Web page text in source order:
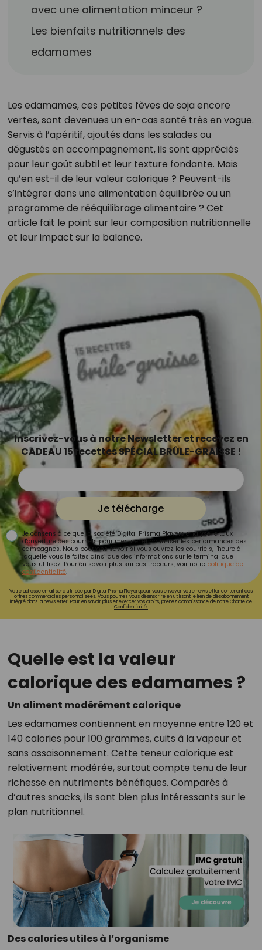
avec une alimentation minceur ?
Les bienfaits nutritionnels des
edamames
Les edamames, ces petites fèves de soja encore
vertes, sont devenues un en-cas santé très en vogue.
Servis à l’apéritif, ajoutés dans les salades ou
dégustés en accompagnement, ils sont appréciés
pour leur goût subtil et leur texture fondante. Mais
qu’en est-il de leur valeur calorique ? Peuvent-ils
s’intégrer dans une alimentation équilibrée ou un
programme de rééquilibrage alimentaire ? Cet
article fait le point sur leur composition nutritionnelle
et leur impact sur la balance.
Inscrivez-vous à notre Newsletter et recevez en
CADEAU 15 recettes SPÉCIAL BRÛLE-GRAISSE !
Je télécharge
Je consens à ce que la société Digital Prisma Players analyse le taux
d'ouverture des courriels pour mesurer et optimiser les performances des
campagnes. Nous pourrons savoir si vous ouvrez les courriels, l'heure à
laquelle vous le faites ainsi que des informations sur le terminal que
vous utilisez. Pour en savoir plus sur ces traceurs, voir notre politique de
confidentialité.
Votre adresse email sera utilisée par Digital Prisma Playerspour vous envoyer votre newsletter contenant des
offres commerciales personnalisées. Vous pourrez vous désinscrire en utilisant le lien de désabonnement
intégré dans la newsletter. Pour en savoir plus et exercer vos droits, prenez connaissance de notreCharte de
Confidentialité.
Quelle est la valeur
calorique des edamames ?
Un aliment modérément calorique
Les edamames contiennent en moyenne entre 120 et
140 calories pour 100 grammes, cuits à la vapeur et
sans assaisonnement. Cette teneur calorique est
relativement modérée, surtout compte tenu de leur
richesse en nutriments bénéfiques. Comparés à
d’autres snacks, ils sont bien plus intéressants sur le
plan nutritionnel.
Des calories utiles à l’organisme